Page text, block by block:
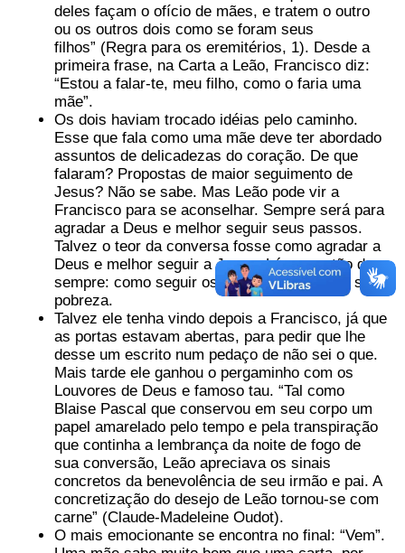
deles façam o ofício de mães, e tratem o outro
ou os outros dois como se foram seus
filhos” (Regra para os eremitérios, 1). Desde a
primeira frase, na Carta a Leão, Francisco diz:
“Estou a falar-te, meu filho, como o faria uma
mãe”.
Os dois haviam trocado idéias pelo caminho.
Esse que fala como uma mãe deve ter abordado
assuntos de delicadezas do coração. De que
falaram? Propostas de maior seguimento de
Jesus? Não se sabe. Mas Leão pode vir a
Francisco para se aconselhar. Sempre será para
agradar a Deus e melhor seguir seus passos.
Talvez o teor da conversa fosse como agradar a
Deus e melhor seguir a Jesus. Lá a questão de
sempre: como seguir os passos de Jesus e sua
pobreza.
Talvez ele tenha vindo depois a Francisco, já que
as portas estavam abertas, para pedir que lhe
desse um escrito num pedaço de não sei o que.
Mais tarde ele ganhou o pergaminho com os
Louvores de Deus e famoso tau. “Tal como
Blaise Pascal que conservou em seu corpo um
papel amarelado pelo tempo e pela transpiração
que continha a lembrança da noite de fogo de
sua conversão, Leão apreciava os sinais
concretos da benevolência de seu irmão e pai. A
concretização do desejo de Leão tornou-se com
carne” (Claude-Madeleine Oudot).
O mais emocionante se encontra no final: “Vem”.